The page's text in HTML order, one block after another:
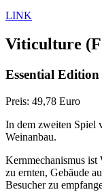
LINK
Viticulture
Essential Edition
Preis: 49,78 Euro
In dem zweiten Spiel
Weinanbau.
Kernmechanismus ist
zu ernten, Gebäude
Besucher zu